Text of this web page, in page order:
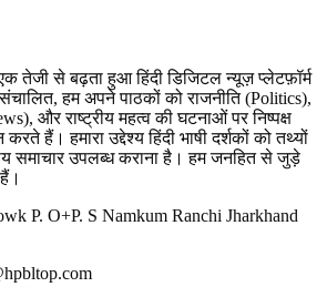
तेजी से बढ़ता हुआ हिंदी डिजिटल न्यूज़ प्लेटफ़ॉर्म
हम अपने पाठकों को राजनीति (Politics),
और राष्ट्रीय महत्व की घटनाओं पर निष्पक्ष
हैं। हमारा उद्देश्य हिंदी भाषी दर्शकों को तथ्यों
समाचार उपलब्ध कराना है। हम जनहित से जुड़े
P. O+P. S Namkum Ranchi Jharkhand